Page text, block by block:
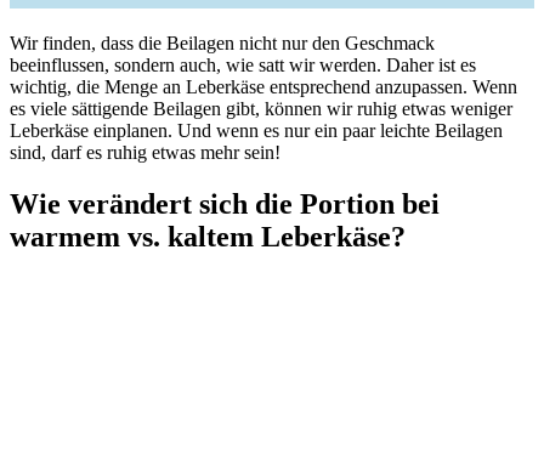
Wir finden, dass die Beilagen nicht nur den Geschmack
beeinflussen, sondern auch, wie satt wir werden. Daher ist es
wichtig, die Menge an Leberkäse entsprechend anzupassen. Wenn
es viele sättigende Beilagen gibt, können wir ruhig etwas weniger
Leberkäse einplanen. Und wenn es nur ein paar leichte Beilagen
sind, darf es ruhig etwas mehr sein!
Wie verändert sich die Portion bei
warmem vs. kaltem Leberkäse?